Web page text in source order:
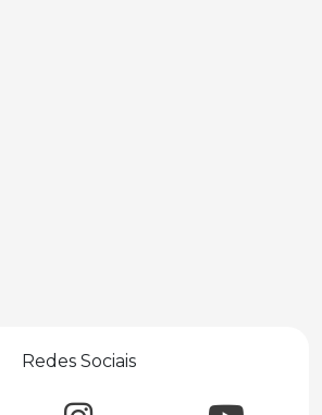
Redes Sociais